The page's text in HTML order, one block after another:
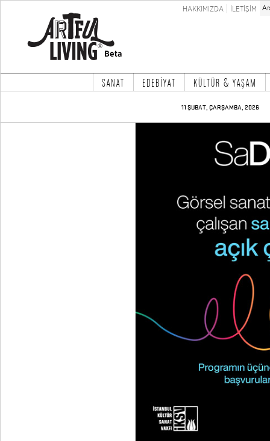
HAKKIMIZDA İLETİŞİM
SANAT EDEBİYAT KÜLTÜR & YAŞAM
11 ŞUBAT, ÇARŞAMBA, 2026